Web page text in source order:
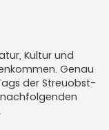
Kultur und
Genau
der Streuobst­